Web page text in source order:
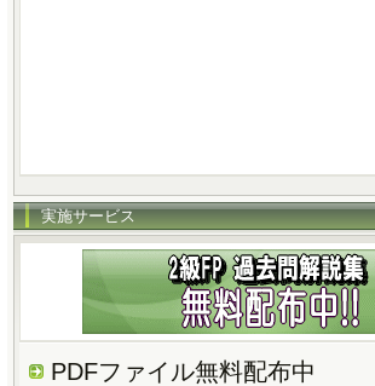
実施サービス
PDFファイル無料配布中